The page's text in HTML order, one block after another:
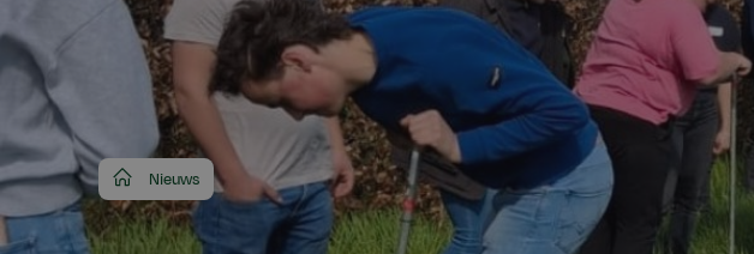
Aeres
MBO
Nieuws